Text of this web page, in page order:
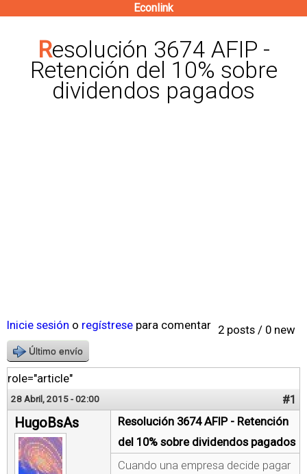
contenido
principal
Econlink
Resolución 3674 AFIP -
Retención del 10% sobre
dividendos pagados
2 posts / 0 new
Inicie sesión o regístrese para comentar
Último envío
role="article"
28 Abril, 2015 - 02:00 #1
HugoBsAs
Resolución 3674 AFIP - Retención
del 10% sobre dividendos pagados
Cuando una empresa decide pagar